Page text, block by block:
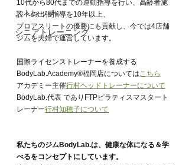
ストレッチ
シニアトレーニング
10代から80代までの運動指導を行い、高齢者施
設への出張指導を10年以上、
プロアスリートの優勝にも貢献し、今では4店舗
ジムを夫婦で運営しています。
国際ライセンストレーナーを養成する
BodyLab.Academy®︎福岡店についてはこちら
アカデミー主催行村ヘッドトレーナーについて
BodyLab.代表 でありFTPピラティスマスタート
レーナー行村知穂子について
私たちのジムBodyLab.は、健康な体になる＆学
べるをコンセプトにしています。